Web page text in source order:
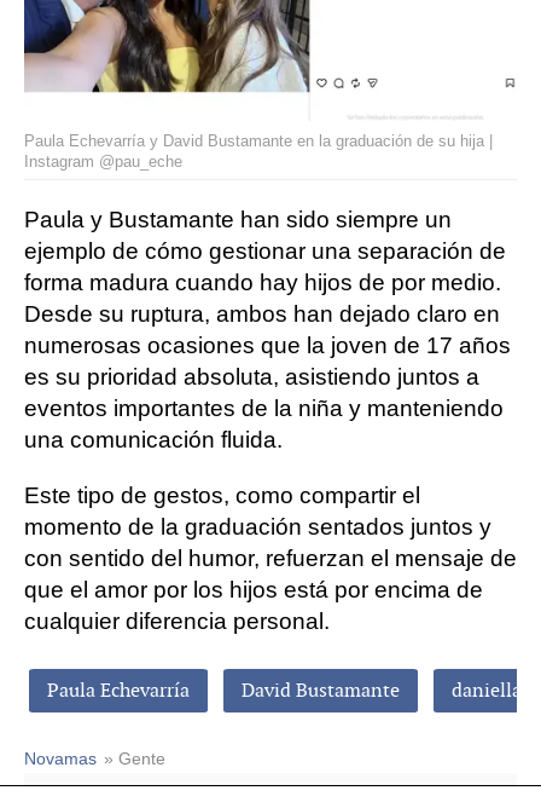
Paula Echevarría y David Bustamante en la graduación de su hija |
Instagram @pau_eche
Paula y Bustamante han sido siempre un
ejemplo de cómo gestionar una separación de
forma madura cuando hay hijos de por medio.
Desde su ruptura, ambos han dejado claro en
numerosas ocasiones que la joven de 17 años
es su prioridad absoluta, asistiendo juntos a
eventos importantes de la niña y manteniendo
una comunicación fluida.
Este tipo de gestos, como compartir el
momento de la graduación sentados juntos y
con sentido del humor, refuerzan el mensaje de
que el amor por los hijos está por encima de
cualquier diferencia personal.
Paula Echevarría David Bustamante daniella
Novamas » Gente